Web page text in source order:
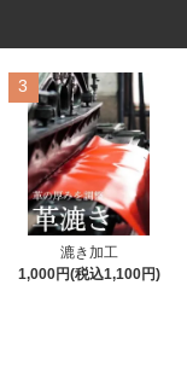
3
漉き加工
1,000円(税込1,100円)